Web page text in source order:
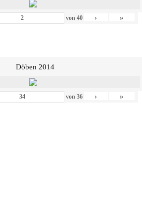
von 40 › »
Döben 2014
von 36 › »